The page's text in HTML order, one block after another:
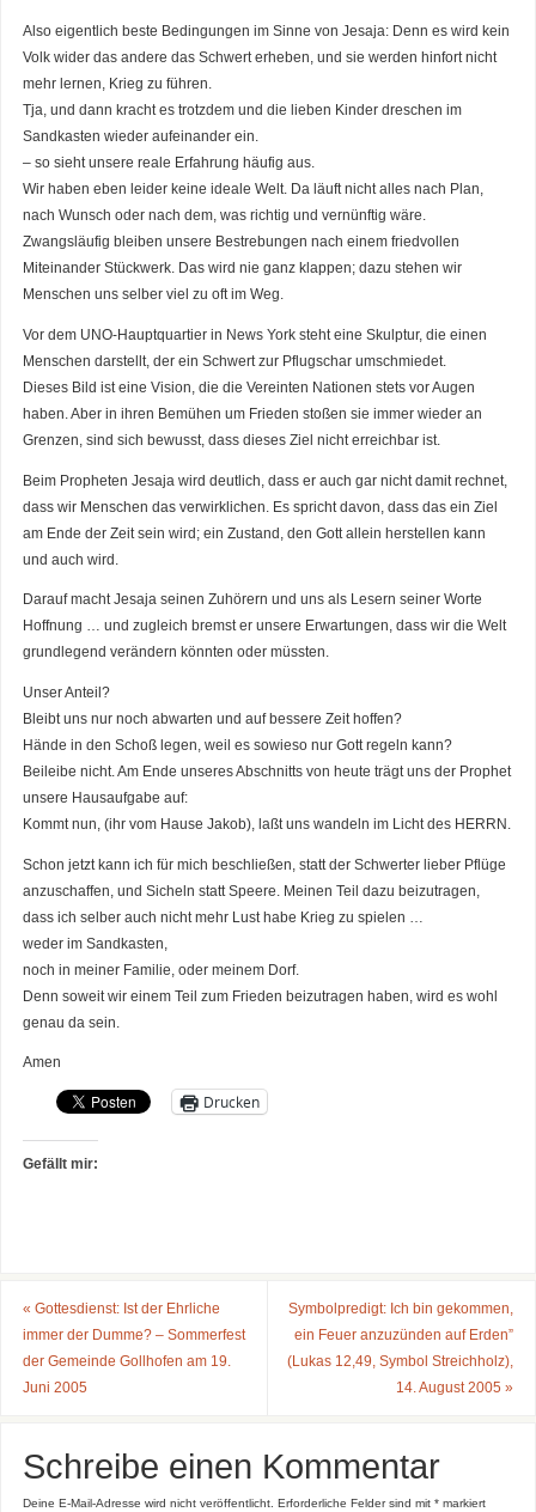
Also eigentlich beste Bedingungen im Sinne von Jesaja: Denn es wird kein
Volk wider das andere das Schwert erheben, und sie werden hinfort nicht
mehr lernen, Krieg zu führen.
Tja, und dann kracht es trotzdem und die lieben Kinder dreschen im
Sandkasten wieder aufeinander ein.
– so sieht unsere reale Erfahrung häufig aus.
Wir haben eben leider keine ideale Welt. Da läuft nicht alles nach Plan,
nach Wunsch oder nach dem, was richtig und vernünftig wäre.
Zwangsläufig bleiben unsere Bestrebungen nach einem friedvollen
Miteinander Stückwerk. Das wird nie ganz klappen; dazu stehen wir
Menschen uns selber viel zu oft im Weg.
Vor dem UNO-Hauptquartier in News York steht eine Skulptur, die einen
Menschen darstellt, der ein Schwert zur Pflugschar umschmiedet.
Dieses Bild ist eine Vision, die die Vereinten Nationen stets vor Augen
haben. Aber in ihren Bemühen um Frieden stoßen sie immer wieder an
Grenzen, sind sich bewusst, dass dieses Ziel nicht erreichbar ist.
Beim Propheten Jesaja wird deutlich, dass er auch gar nicht damit rechnet,
dass wir Menschen das verwirklichen. Es spricht davon, dass das ein Ziel
am Ende der Zeit sein wird; ein Zustand, den Gott allein herstellen kann
und auch wird.
Darauf macht Jesaja seinen Zuhörern und uns als Lesern seiner Worte
Hoffnung … und zugleich bremst er unsere Erwartungen, dass wir die Welt
grundlegend verändern könnten oder müssten.
Unser Anteil?
Bleibt uns nur noch abwarten und auf bessere Zeit hoffen?
Hände in den Schoß legen, weil es sowieso nur Gott regeln kann?
Beileibe nicht. Am Ende unseres Abschnitts von heute trägt uns der Prophet
unsere Hausaufgabe auf:
Kommt nun, (ihr vom Hause Jakob), laßt uns wandeln im Licht des HERRN.
Schon jetzt kann ich für mich beschließen, statt der Schwerter lieber Pflüge
anzuschaffen, und Sicheln statt Speere. Meinen Teil dazu beizutragen,
dass ich selber auch nicht mehr Lust habe Krieg zu spielen …
weder im Sandkasten,
noch in meiner Familie, oder meinem Dorf.
Denn soweit wir einem Teil zum Frieden beizutragen haben, wird es wohl
genau da sein.
Amen
Drucken
Gefällt mir:
« Gottesdienst: Ist der Ehrliche
immer der Dumme? – Sommerfest
der Gemeinde Gollhofen am 19.
Juni 2005
Symbolpredigt: Ich bin gekommen,
ein Feuer anzuzünden auf Erden”
(Lukas 12,49, Symbol Streichholz),
14. August 2005»
Schreibe einen Kommentar
Deine E-Mail-Adresse wird nicht veröffentlicht. Erforderliche Felder sind mit *markiert